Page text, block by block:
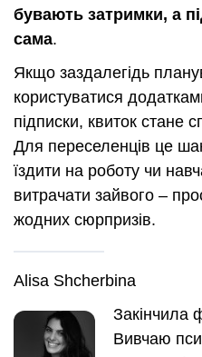
бувають затримки, а
сама.
Якщо заздалегідь
користуватися
підписки, квиток стане
Для переселенців це
їздити на роботу чи
витрачати зайвого –
жодних сюрпризів.
Alisa Shcherbina
Закінчила
Вивчаю